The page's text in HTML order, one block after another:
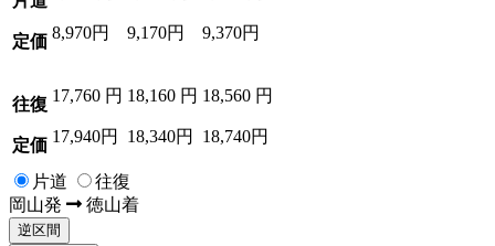
定価 8,970円 9,170円 9,370円
往復
定価
17,760 円
17,940円
18,160 円
18,340円
18,560 円
18,740円
片道
往復
岡山発 徳山着
逆区間